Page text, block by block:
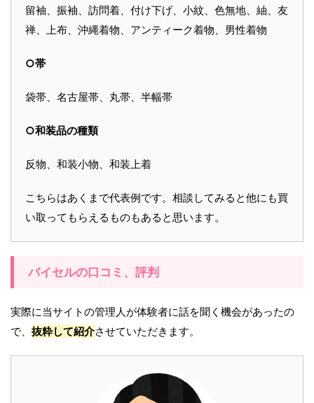
留袖、振袖、訪問着、付け下げ、小紋、色無地、紬、友
禅、上布、沖縄着物、アンティーク着物、男性着物
○帯
袋帯、名古屋帯、丸帯、半幅帯
○和装品の種類
反物、和装小物、和装上着
こちらはあくまで代表例です。相談してみると他にも買
い取ってもらえるものもあると思います。
バイセルの口コミ、評判
実際に当サイトの管理人が体験者に話を聞く機会があったの
で、 抜粋して紹介させていただきます。